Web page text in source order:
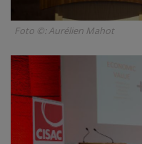
Foto ©: Aurélien Mahot